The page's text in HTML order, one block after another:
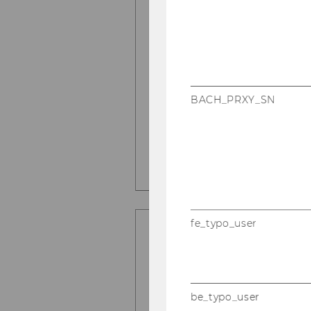
NOV.
2026
18:00 -
Es gibt noch
30
ZU DEN
ZUM
2026
18:00 -
Es gibt noch
BACH_PRXY_SN
fe_typo_user
be_typo_user